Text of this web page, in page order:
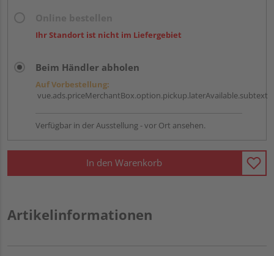
Ihr Standort ist nicht im Liefergebiet
Beim Händler abholen
Auf Vorbestellung:
vue.ads.priceMerchantBox.option.pickup.laterAvailable.subtext
Verfügbar in der Ausstellung - vor Ort ansehen.
In den Warenkorb
Artikelinformationen